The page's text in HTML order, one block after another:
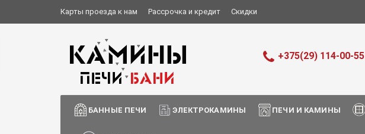
Карты проезда к нам Рассрочка и кредит Скидки
Информация о доставке +375(29) 114-00-55
БАННЫЕ ПЕЧИ ЭЛЕКТРОКАМИНЫ ПЕЧИ И КАМИНЫ